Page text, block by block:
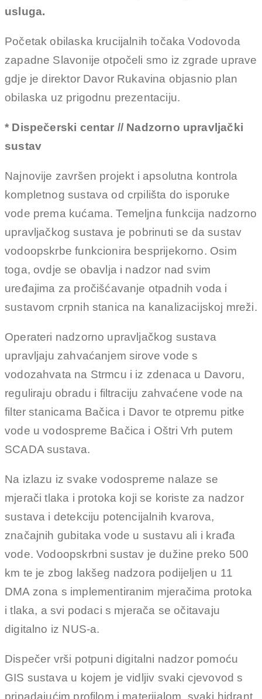
usluga.
Početak obilaska krucijalnih točaka Vodovoda
zapadne Slavonije otpočeli smo iz zgrade uprave
gdje je direktor Davor Rukavina objasnio plan
obilaska uz prigodnu prezentaciju.
* Dispečerski centar // Nadzorno upravljački
sustav
Najnovije završen projekt i apsolutna kontrola
kompletnog sustava od crpilišta do isporuke
vode prema kućama. Temeljna funkcija nadzorno
upravljačkog sustava je pobrinuti se da sustav
vodoopskrbe funkcionira besprijekorno. Osim
toga, ovdje se obavlja i nadzor nad svim
uređajima za pročišćavanje otpadnih voda i
sustavom crpnih stanica na kanalizacijskoj mreži.
Operateri nadzorno upravljačkog sustava
upravljaju zahvaćanjem sirove vode s
vodozahvata na Strmcu i iz zdenaca u Davoru,
reguliraju obradu i filtraciju zahvaćene vode na
filter stanicama Bačica i Davor te otpremu pitke
vode u vodospreme Bačica i Oštri Vrh putem
SCADA sustava.
Na izlazu iz svake vodospreme nalaze se
mjerači tlaka i protoka koji se koriste za nadzor
sustava i detekciju potencijalnih kvarova,
značajnih gubitaka vode u sustavu ali i krađa
vode. Vodoopskrbni sustav je dužine preko 500
km te je zbog lakšeg nadzora podijeljen u 11
DMA zona s implementiranim mjeračima protoka
i tlaka, a svi podaci s mjerača se očitavaju
digitalno iz NUS-a.
Dispečer vrši potpuni digitalni nadzor pomoću
GIS sustava u kojem je vidljiv svaki cjevovod s